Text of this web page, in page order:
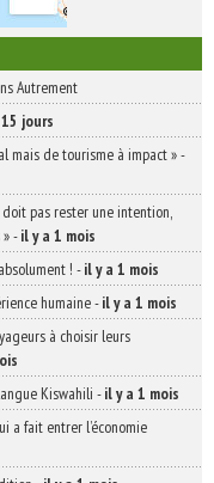
Autrement
jours
mais de tourisme à impact »-
pas rester une intention,
-il y a 1 mois
! -il y a 1 mois
humaine-il y a 1 mois
à choisir leurs
Kiswahili -il y a 1 mois
a fait entrer l’économie